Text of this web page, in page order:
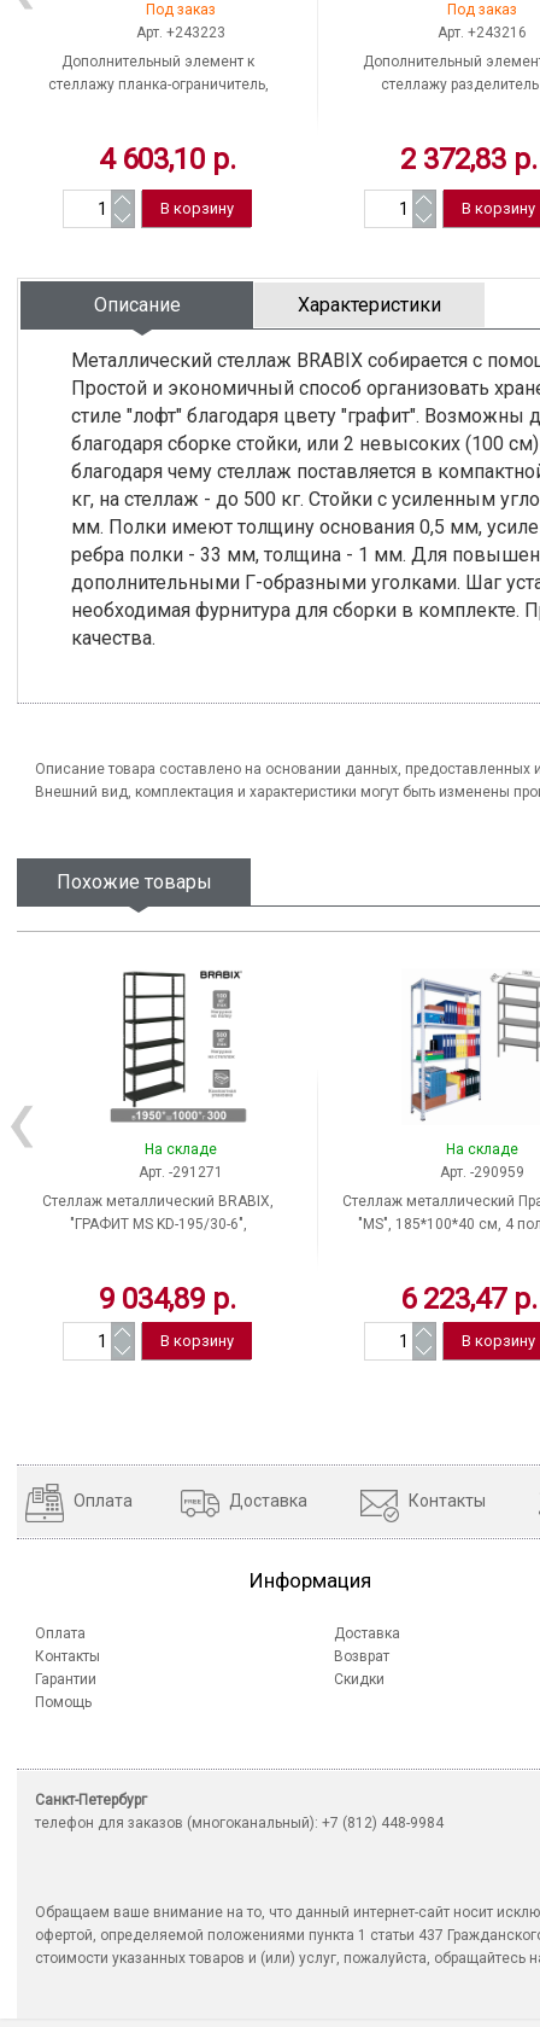
Под заказ
Арт. +243223
Дополнительный элемент к
стеллажу планка-ограничитель,
4 603,10 р.
Под заказ
Арт. +243216
Дополнительный
стеллажу разделитель
2 372,83 р.
Описание Характеристики
Металлический стеллаж BRABIX собирается с
Простой и экономичный способ организовать
стиле "лофт" благодаря цвету "графит".
благодаря сборке стойки, или 2 невысоких (100
благодаря чему стеллаж поставляется в
кг, на стеллаж - до 500 кг. Стойки с усиленным
мм. Полки имеют толщину основания 0,5 мм,
ребра полки - 33 мм, толщина - 1 мм. Для
дополнительными Г-образными уголками. Шаг
необходимая фурнитура для сборки в
качества.
Описание товара составлено на основании данных, предоставленных
Внешний вид, комплектация и характеристики могут быть изменены
Похожие товары
На складе
Арт. -291271
Стеллаж металлический BRABIX,
"ГРАФИТ MS KD-195/30-6",
9 034,89 р.
На складе
Арт. -290959
Стеллаж металлический
"MS", 185*100*40 см, 4
6 223,47 р.
Оплата Доставка Контакты
Информация
Оплата
Контакты
Гарантии
Помощь
Доставка
Возврат
Скидки
Санкт-Петербург
телефон для заказов (многоканальный): +7 (812) 448-9984
Обращаем ваше внимание на то, что данный интернет-сайт носит
офертой, определяемой положениями пункта 1 статьи 437
стоимости указанных товаров и (или) услуг, пожалуйста, обращайтесь